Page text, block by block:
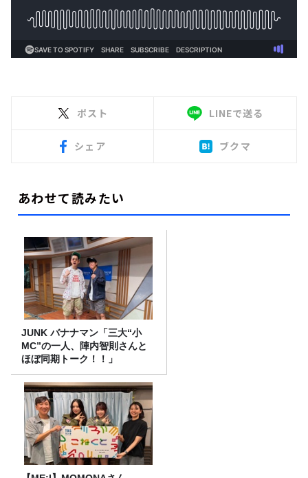
ポスト LINEで送る
シェア ブクマ
あわせて読みたい
JUNK バナナマン「三大“小
MC”の一人、陣内智則さんと
ほぼ同期トーク！！」